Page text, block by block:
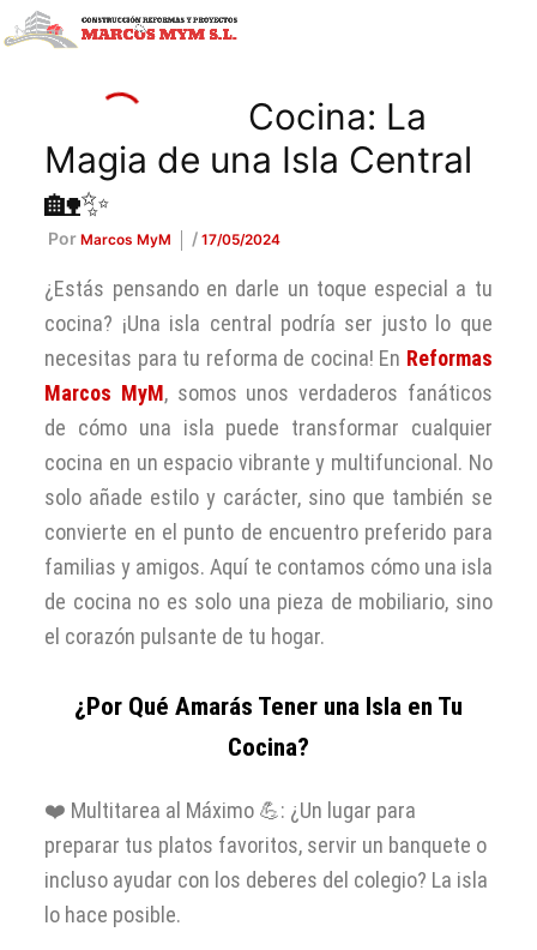
al
Reforma de Cocina: La
Magia de una Isla Central
🏡✨
PorMarcos MyM /17/05/2024
¿Estás pensando en darle un toque especial a tu
cocina? ¡Una isla central podría ser justo lo que
necesitas para tu reforma de cocina! En Reformas
Marcos MyM, somos unos verdaderos fanáticos
de cómo una isla puede transformar cualquier
cocina en un espacio vibrante y multifuncional. No
solo añade estilo y carácter, sino que también se
convierte en el punto de encuentro preferido para
familias y amigos. Aquí te contamos cómo una isla
de cocina no es solo una pieza de mobiliario, sino
el corazón pulsante de tu hogar.
¿Por Qué Amarás Tener una Isla en Tu
Cocina?
❤️ Multitarea al Máximo 💪: ¿Un lugar para
preparar tus platos favoritos, servir un banquete o
incluso ayudar con los deberes del colegio? La isla
lo hace posible.